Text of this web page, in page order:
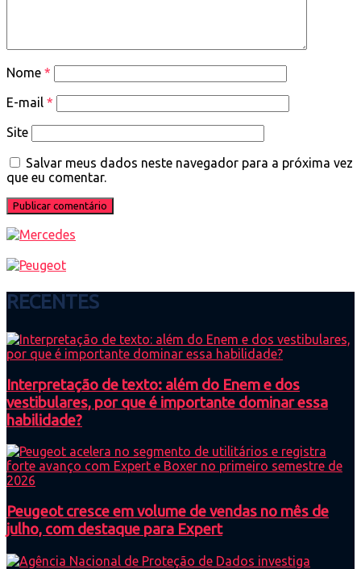
Nome *
E-mail *
Site
Salvar meus dados neste navegador para a próxima vez
que eu comentar.
RECENTES
Interpretação de texto: além do Enem e dos
vestibulares, por que é importante dominar essa
habilidade?
Peugeot cresce em volume de vendas no mês de
julho, com destaque para Expert